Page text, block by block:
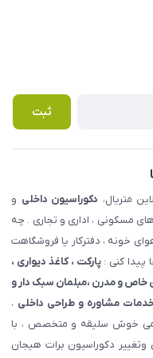
ثبت
متریال، دکوراسیون داخلی و
مسکونی ، اداری و تجاری . چه
خونه ، دفترکار یا فروشگاهت
پیدا کنی :پارکت ، کاغذ دیواری ،
خاص و مدرن ،مبلمان سبک دار و
مشاوره و طراحی داخلی ،
خوش سلیقه و متخصص ، با
دکوراسیون برات هیجان